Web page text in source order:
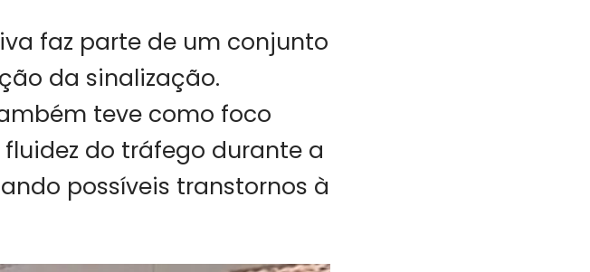
faz parte de um conjunto
da sinalização.
teve como foco
do tráfego durante a
possíveis transtornos à